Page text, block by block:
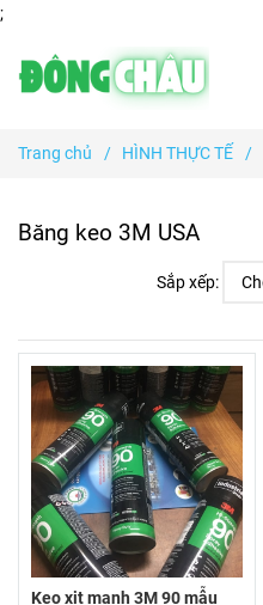
;
Trang chủ / HÌNH THỰC TẾ /
Băng keo 3M USA
Sắp xếp:
Keo xịt mạnh 3M 90 mẫu